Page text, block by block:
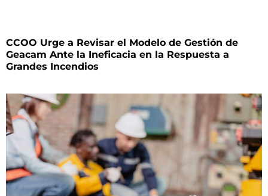
CCOO Urge a Revisar el Modelo de Gestión de
Geacam Ante la Ineficacia en la Respuesta a
Grandes Incendios